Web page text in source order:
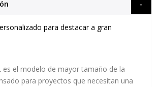
para destacar a gran
es el modelo de mayor tamaño de la
para proyectos que necesitan una